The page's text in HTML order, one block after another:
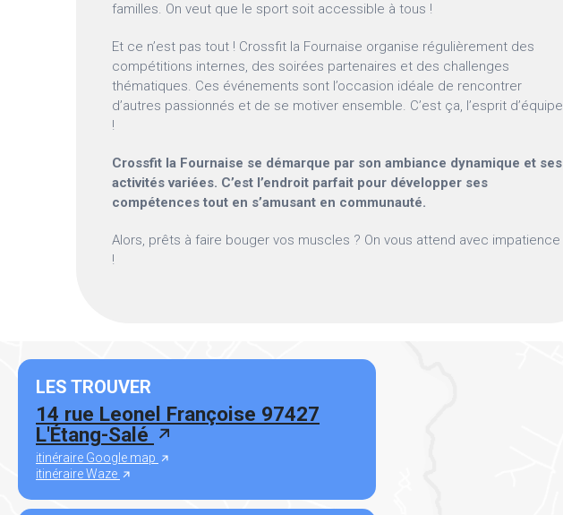
familles. On veut que le sport soit accessible à tous !
Et ce n’est pas tout ! Crossfit la Fournaise organise régulièrement des
compétitions internes, des soirées partenaires et des challenges
thématiques. Ces événements sont l’occasion idéale de rencontrer
d’autres passionnés et de se motiver ensemble. C’est ça, l’esprit d’équipe
!
Crossfit la Fournaise se démarque par son ambiance dynamique et ses
activités variées. C’est l’endroit parfait pour développer ses
compétences tout en s’amusant en communauté.
Alors, prêts à faire bouger vos muscles ? On vous attend avec impatience
!
LES TROUVER
14 rue Leonel Françoise 97427
L'Étang-Salé
itinéraire Google map
itinéraire Waze